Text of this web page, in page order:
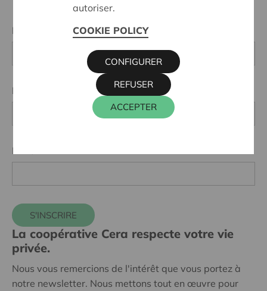
Prénom *
Nom *
E-mail *
S'INSCRIRE
La coopérative Cera respecte votre vie
privée.
Nous vous remercions de l'intérêt que vous portez à
notre newsletter. Nous mettons tout en œuvre pour
autoriser.
COOKIE POLICY
ACCEPTER
REFUSER
CONFIGURER